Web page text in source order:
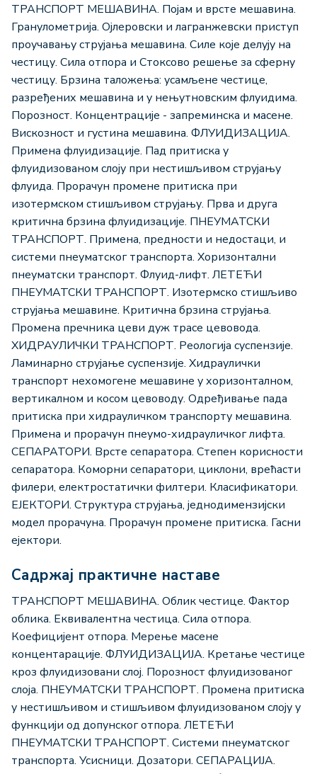
ТРАНСПОРТ МЕШАВИНА. Појам и врсте мешавина.
Гранулометрија. Ојлеровски и лагранжевски приступ
проучавању струјања мешавина. Силе које делују на
честицу. Сила отпора и Стоксово решење за сферну
честицу. Брзина таложења: усамљене честице,
разређених мешавина и у нењутновским флуидима.
Порозност. Концентрације - запреминска и масене.
Вискозност и густина мешавина. ФЛУИДИЗАЦИЈА.
Примена флуидизације. Пад притиска у
флуидизованом слоју при нестишљивом струјању
флуида. Прорачун промене притиска при
изотермском стишљивом струјању. Прва и друга
критична брзина флуидизације. ПНЕУМАТСКИ
ТРАНСПОРТ. Примена, предности и недостаци, и
системи пнеуматског транспорта. Хоризонтални
пнеуматски транспорт. Флуид-лифт. ЛЕТЕЋИ
ПНЕУМАТСКИ ТРАНСПОРТ. Изотермско стишљиво
струјања мешавине. Критична брзина струјања.
Промена пречника цеви дуж трасе цевовода.
ХИДРАУЛИЧКИ ТРАНСПОРТ. Реологија суспензије.
Ламинарно струјање суспензије. Хидраулички
транспорт нехомогене мешавине у хоризонталном,
вертикалном и косом цевоводу. Одређивање пада
притиска при хидрауличком транспорту мешавина.
Примена и прорачун пнеумо-хидрауличког лифта.
СЕПАРАТОРИ. Врсте сепаратора. Степен корисности
сепаратора. Коморни сепаратори, циклони, врећасти
филери, електростатички филтери. Класификатори.
ЕЈЕКТОРИ. Структура струјања, једнодимензијски
модел прорачуна. Прорачун промене притиска. Гасни
ејектори.
Садржај практичне наставе
ТРАНСПОРТ МЕШАВИНА. Облик честице. Фактор
облика. Еквивалентна честица. Сила отпора.
Коефицијент отпора. Мерење масене
концентарације. ФЛУИДИЗАЦИЈА. Кретање честице
кроз флуидизовани слој. Порозност флуидизованог
слоја. ПНЕУМАТСКИ ТРАНСПОРТ. Промена притиска
у нестишљивом и стишљивом флуидизованом слоју у
функцији од допунског отпора. ЛЕТЕЋИ
ПНЕУМАТСКИ ТРАНСПОРТ. Системи пнеуматског
транспорта. Усисници. Дозатори. СЕПАРАЦИЈА.